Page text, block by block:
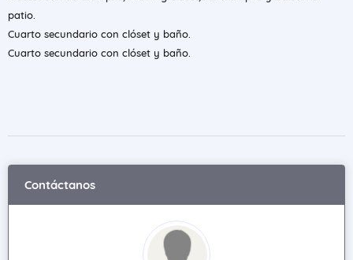
patio.
Cuarto secundario con clóset y baño.
Cuarto secundario con clóset y baño.
Contáctanos